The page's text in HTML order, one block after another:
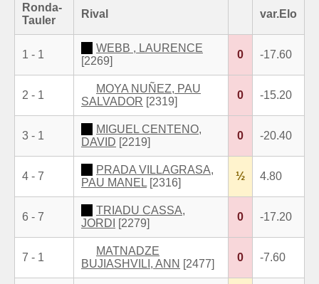
Ronda-
Tauler
Rival var.Elo
1 - 1
WEBB , LAURENCE
[2269]
0 -17.60
2 - 1
MOYA NUÑEZ, PAU
SALVADOR [2319]
0 -15.20
3 - 1
MIGUEL CENTENO,
DAVID [2219]
0 -20.40
4 - 7
PRADA VILLAGRASA,
PAU MANEL [2316]
½ 4.80
6 - 7
TRIADU CASSA,
JORDI
[2279]
0 -17.20
7 - 1
MATNADZE
BUJIASHVILI, ANN [2477]
0 -7.60